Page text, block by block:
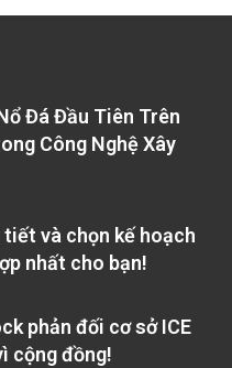
Đá Đầu Tiên Trên
Công Nghệ Xây
tiết và chọn kế hoạch
nhất cho bạn!
phản đối cơ sở ICE
cộng đồng!